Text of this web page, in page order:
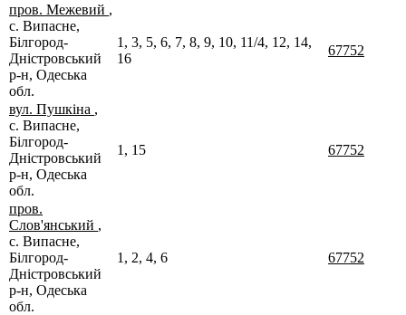
пров. Межевий ,
с. Випасне,
Білгород-
Дністровський
р-н, Одеська
обл.
1, 3, 5, 6, 7, 8, 9, 10, 11/4, 12, 14,
16
67752
вул. Пушкіна ,
с. Випасне,
Білгород-
Дністровський
р-н, Одеська
обл.
1, 15 67752
пров.
Слов'янський ,
с. Випасне,
Білгород-
Дністровський
р-н, Одеська
обл.
1, 2, 4, 6 67752